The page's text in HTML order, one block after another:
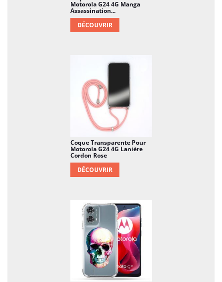
Motorola G24 4G Manga
Assassination...
DÉCOUVRIR
Coque Transparente Pour
Motorola G24 4G Lanière
Cordon Rose
DÉCOUVRIR